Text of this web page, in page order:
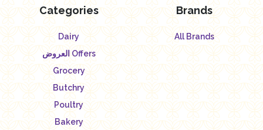
Categories
Dairy
العروض Offers
Grocery
Butchry
Poultry
Bakery
Brands
All Brands